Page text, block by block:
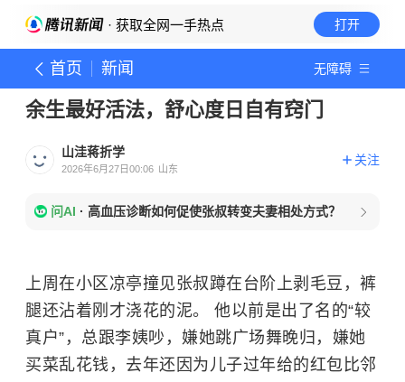
· 获取全网一手热点 打开
首页 新闻 无障碍
余生最好活法，舒心度日自有窍门
山洼蒋折学
2026年6月27日00:06 山东
关注
问AI · 高血压诊断如何促使张叔转变夫妻相处方式？
上周在小区凉亭撞见张叔蹲在台阶上剥毛豆，裤
腿还沾着刚才浇花的泥。 他以前是出了名的“较
真户”，总跟李姨吵，嫌她跳广场舞晚归，嫌她
买菜乱花钱，去年还因为儿子过年给的红包比邻